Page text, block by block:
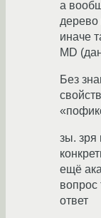
а
дерево
иначе
MD
Без
зы. зря
ещё
вопрос
ответ